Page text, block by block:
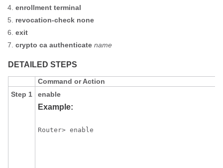
enrollment terminal
revocation-check none
exit
crypto ca authenticate name
DETAILED STEPS
Command or Action
Step 1
enable
Example:
Router> enable